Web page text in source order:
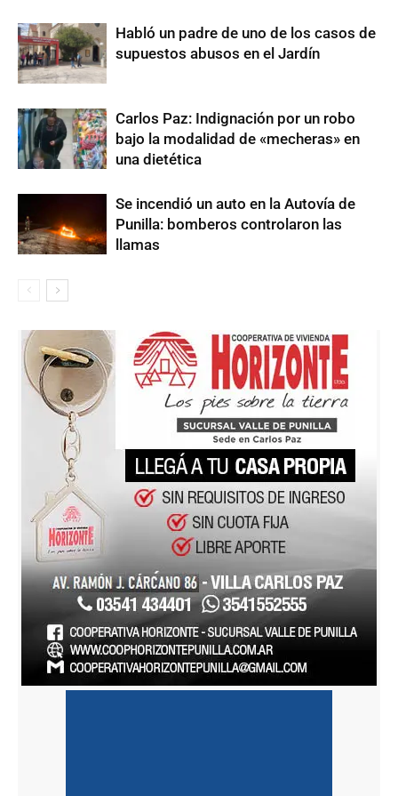
Habló un padre de uno de los casos de
supuestos abusos en el Jardín
Carlos Paz: Indignación por un robo
bajo la modalidad de «mecheras» en
una dietética
Se incendió un auto en la Autovía de
Punilla: bomberos controlaron las
llamas